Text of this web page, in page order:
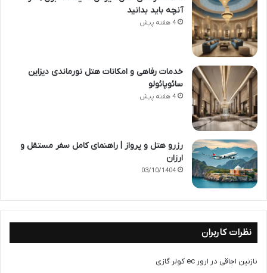
آنچه باید بدانید
4 هفته پیش
خدمات رفاهی و امکانات هتل نورماندی دیزاین
سائوپائولو
4 هفته پیش
رزرو هتل و پرواز | راهنمای کامل سفر مستقل و
ارزان
03/10/1404
نظرات کاربران
نازنین اجاقی در ارور ec کولر گازی